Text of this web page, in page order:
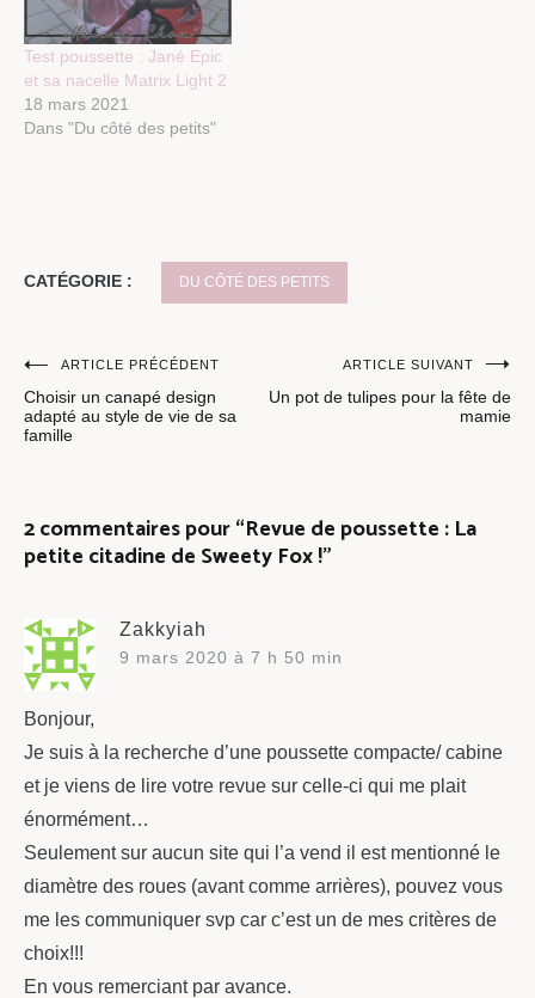
Test poussette : Jané Epic
et sa nacelle Matrix Light 2
18 mars 2021
Dans "Du côté des petits"
CATÉGORIE : DU CÔTÉ DES PETITS
Navigation
de
ARTICLE PRÉCÉDENT
Choisir un canapé design
adapté au style de vie de sa
famille
ARTICLE SUIVANT
Un pot de tulipes pour la fête de
mamie
2 commentaires pour “Revue de poussette : La
petite citadine de Sweety Fox !”
Zakkyiah
9 mars 2020 à 7 h 50 min
Bonjour,
Je suis à la recherche d’une poussette compacte/ cabine
et je viens de lire votre revue sur celle-ci qui me plait
énormément…
Seulement sur aucun site qui l’a vend il est mentionné le
diamètre des roues (avant comme arrières), pouvez vous
me les communiquer svp car c’est un de mes critères de
choix!!!
En vous remerciant par avance.